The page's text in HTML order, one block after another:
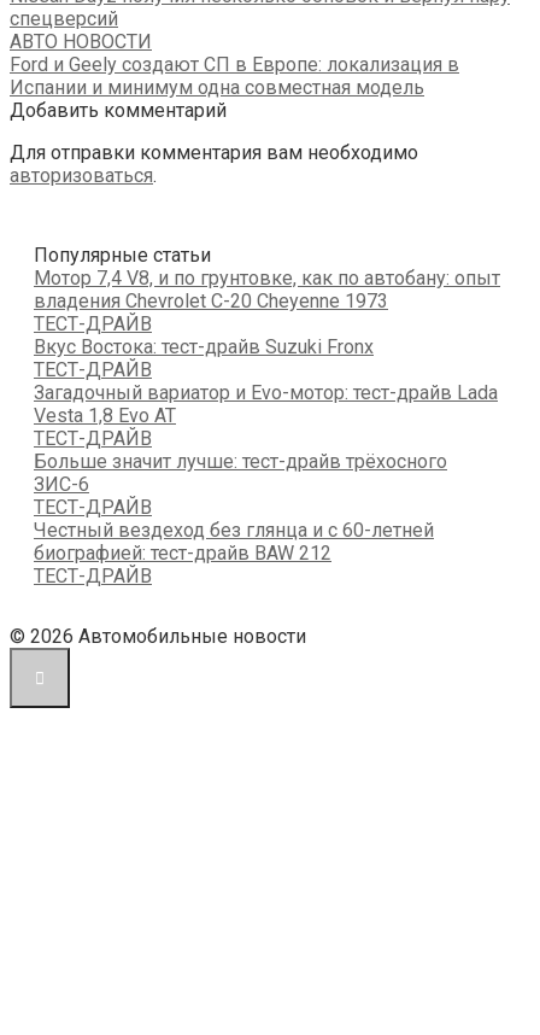
спецверсий
АВТО НОВОСТИ
Ford и Geely создают СП в Европе: локализация в
Испании и минимум одна совместная модель
Добавить комментарий
Для отправки комментария вам необходимо
авторизоваться.
Популярные статьи
Мотор 7,4 V8, и по грунтовке, как по автобану: опыт
владения Chevrolet C-20 Cheyenne 1973
ТЕСТ-ДРАЙВ
Вкус Востока: тест-драйв Suzuki Fronx
ТЕСТ-ДРАЙВ
Загадочный вариатор и Evo-мотор: тест-драйв Lada
Vesta 1,8 Evo AT
ТЕСТ-ДРАЙВ
Больше значит лучше: тест-драйв трёхосного
ЗИС-6
ТЕСТ-ДРАЙВ
Честный вездеход без глянца и с 60-летней
биографией: тест-драйв BAW 212
ТЕСТ-ДРАЙВ
© 2026 Автомобильные новости